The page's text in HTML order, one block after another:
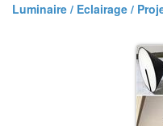
Luminaire / Eclairage /